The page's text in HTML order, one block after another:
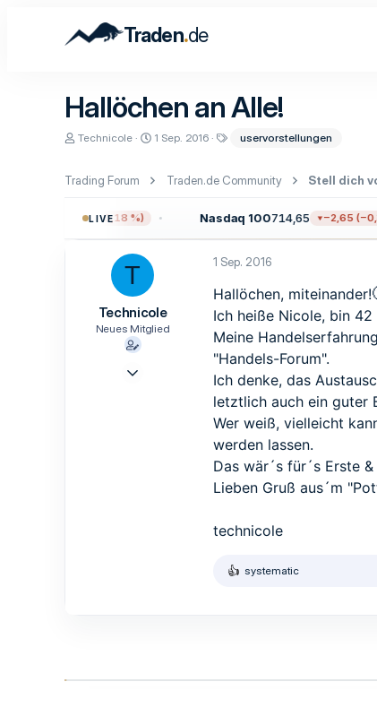
Traden.de
Hallöchen an Alle!
E
t
Technicole
E
t
1 Sep. 2016
l
w
t
uservorstellungen
Trading Forum Traden.de Community Stell dich
LIVE
−13,59 (−0,18 %) Nasdaq 100714,65 −2,65
T
Technicole
Neues Mitglied
1 Sep. 2016
Hallöchen, miteinander!
Ich heiße Nicole, bin
Meine
"Handels-Forum".
Ich denke, das
letztlich auch ein guter
Wer weiß, vielleicht
werden lassen.
Das wär´s für´s Erste
Lieben Gruß aus´m
technicole
R
n
systematic